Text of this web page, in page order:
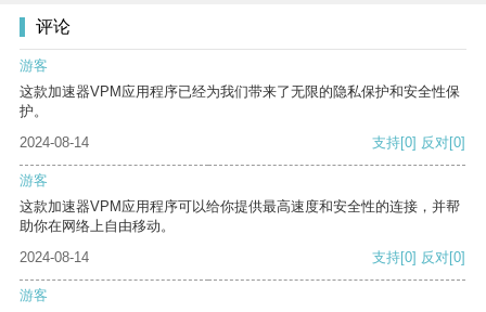
评论
游客
这款加速器VPM应用程序已经为我们带来了无限的隐私保护和安全性保
护。
2024-08-14
支持[0] 反对[0]
游客
这款加速器VPM应用程序可以给你提供最高速度和安全性的连接，并帮
助你在网络上自由移动。
2024-08-14
支持[0] 反对[0]
游客